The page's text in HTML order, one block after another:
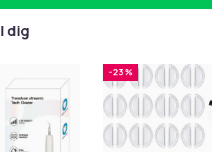
dig
-23 %